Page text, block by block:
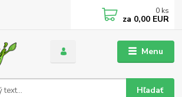
Menu
Hľadať
0 ks
za 0,00 EUR